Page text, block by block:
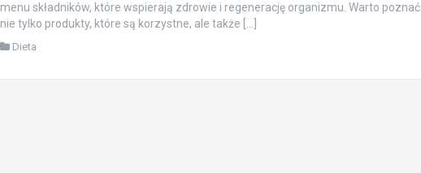
menu składników, które wspierają zdrowie i regenerację organizmu. Warto poznać
nie tylko produkty, które są korzystne, ale także […]
Dieta